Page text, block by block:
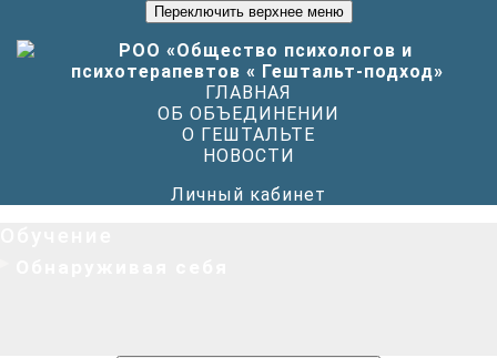
Переключить верхнее меню
ГЛАВНАЯ
ОБ ОБЪЕДИНЕНИИ
О ГЕШТАЛЬТЕ
НОВОСТИ
Личный кабинет